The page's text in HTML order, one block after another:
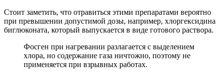
Стоит заметить, что отравиться этими препаратами вероятно
при превышении допустимой дозы, например, хлоргексидина
биглюконата, который выпускается в виде готового раствора.
Фосген при нагревании разлагается с выделением
хлора, но содержание газа ничтожно, поэтому не
применяется при взрывных работах.